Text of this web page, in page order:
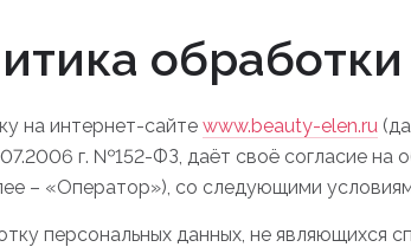
на интернет-сайте www.beauty-elen.ru
г. №152-ФЗ, даёт своё согласие
– «Оператор»), со следующими
персональных данных, не являющихся